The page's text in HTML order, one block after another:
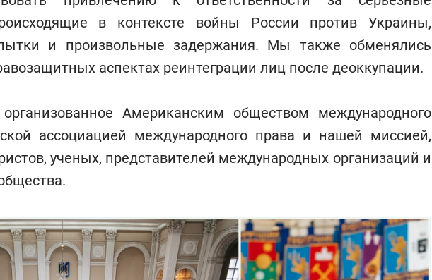
в контексте войны России против Украины,
и произвольные задержания. Мы также обменялись
аспектах реинтеграции лиц после деоккупации.
Американским обществом международного
ассоциацией международного права и нашей миссией,
ученых, представителей международных организаций и